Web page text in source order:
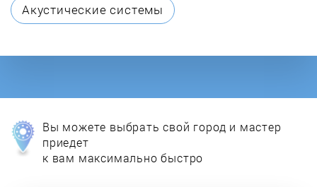
Акустические системы
Вы можете выбрать свой город и мастер
приедет
к вам максимально быстро